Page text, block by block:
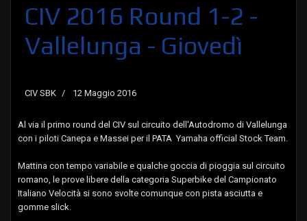
CIV 2016 Round 1-2 -
Vallelunga - Giovedì
CIV SBK 12 Maggio 2016
Al via il primo round del CIV sul circuito dell'Autodromo di Vallelunga
con i piloti Canepa e Massei per il PATA Yamaha official Stock Team.
Mattina con tempo variabile e qualche goccia di pioggia sul circuito
romano, le prove libere della categoria Superbike del Campionato
Italiano Velocità si sono svolte comunque con pista asciutta e
gomme slick.